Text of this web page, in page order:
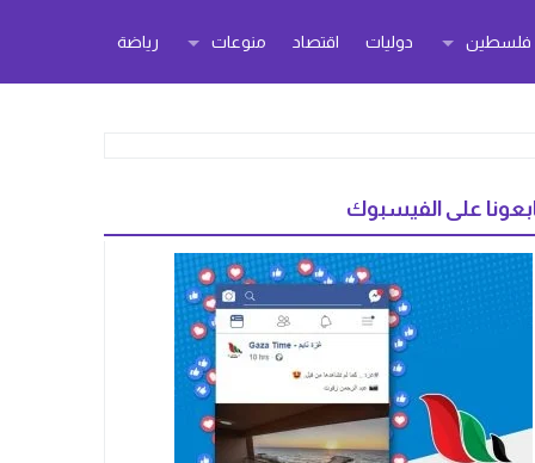
فلسطين دوليات اقتصاد منوعات رياضة
على الفيسبوك